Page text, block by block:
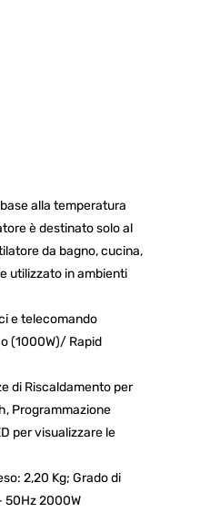
alla temperatura
è destinato solo al
da bagno, cucina,
utilizzato in ambienti
e telecomando
(1000W)/ Rapid
di Riscaldamento per
Programmazione
per visualizzare le
2,20 Kg; Grado di
50Hz 2000W